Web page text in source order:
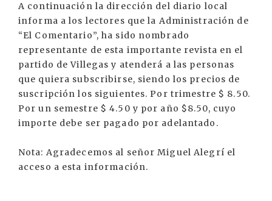
A continuación la dirección del diario local
informa a los lectores que la Administración de
“El Comentario”, ha sido nombrado
representante de esta importante revista en el
partido de Villegas y atenderá a las personas
que quiera subscribirse, siendo los precios de
suscripción los siguientes. Por trimestre $ 8.50.
Por un semestre $ 4.50 y por año $8.50, cuyo
importe debe ser pagado por adelantado.
Nota: Agradecemos al señor Miguel Alegrí el
acceso a esta información.